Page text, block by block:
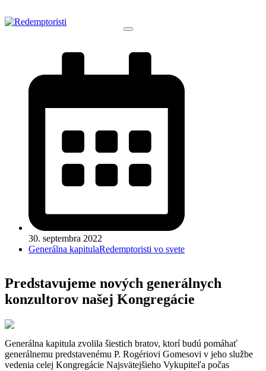
30. septembra 2022
Generálna kapitulaRedemptoristi vo svete
Predstavujeme nových generálnych
konzultorov našej Kongregácie
Generálna kapitula zvolila šiestich bratov, ktorí budú pomáhať
generálnemu predstavenému P. Rogériovi Gomesovi v jeho službe
vedenia celej Kongregácie Najsvätejšieho Vykupiteľa počas